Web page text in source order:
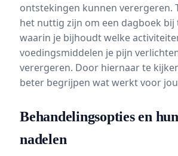
ontstekingen kunnen verergeren.
het nuttig zijn om een dagboek bij
waarin je bijhoudt welke
voedingsmiddelen je pijn
verergeren. Door hiernaar te
beter begrijpen wat werkt voor
Behandelingsopties en
nadelen